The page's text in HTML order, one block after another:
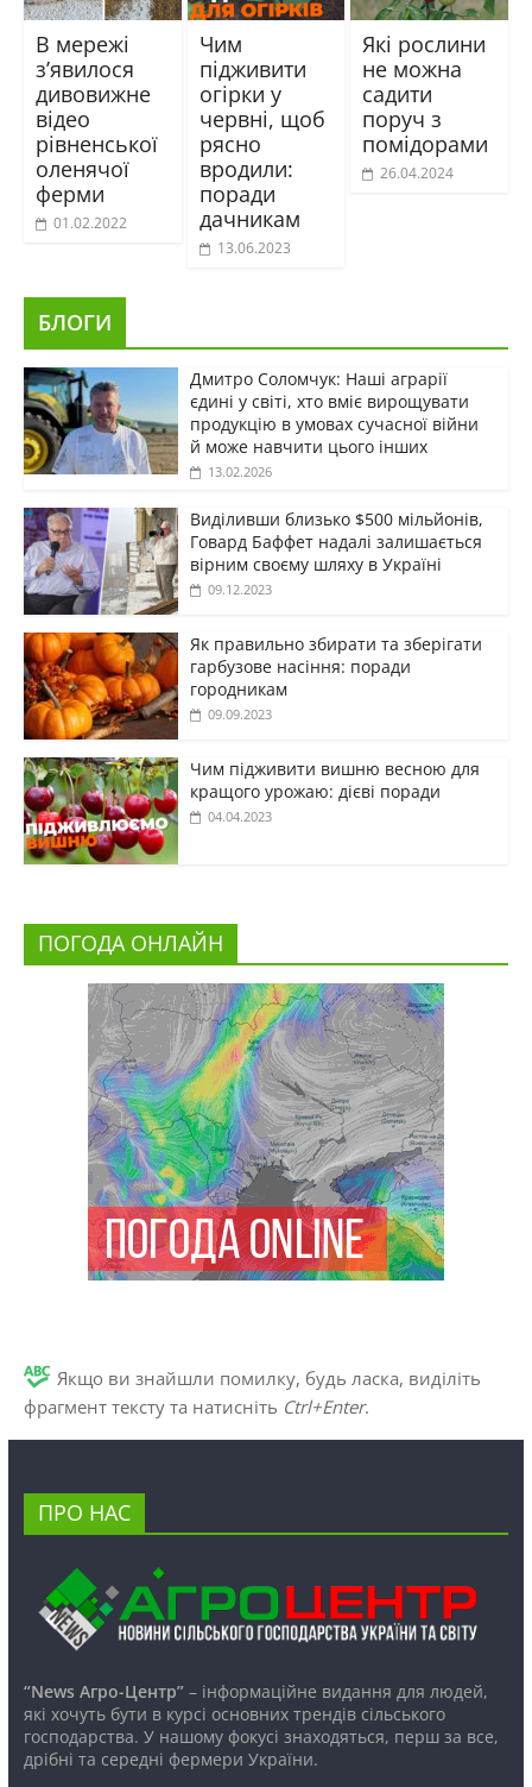
В мережі
з’явилося
дивовижне
відео
рівненської
оленячої
ферми
01.02.2022
Чим
підживити
огірки у
червні, щоб
рясно
вродили:
поради
дачникам
13.06.2023
Які рослини
не можна
садити
поруч з
помідорами
26.04.2024
БЛОГИ
Дмитро Соломчук: Наші аграрії
єдині у світі, хто вміє вирощувати
продукцію в умовах сучасної війни
й може навчити цього інших
13.02.2026
Виділивши близько $500 мільйонів,
Говард Баффет надалі залишається
вірним своєму шляху в Україні
09.12.2023
Як правильно збирати та зберігати
гарбузове насіння: поради
городникам
09.09.2023
Чим підживити вишню весною для
кращого урожаю: дієві поради
04.04.2023
ПОГОДА ОНЛАЙН
Якщо ви знайшли помилку, будь ласка, виділіть
фрагмент тексту та натисніть Ctrl+Enter.
ПРО НАС
“News Агро-Центр”– інформаційне видання для людей,
які хочуть бути в курсі основних трендів сільського
господарства. У нашому фокусі знаходяться, перш за все,
дрібні та середні фермери України.